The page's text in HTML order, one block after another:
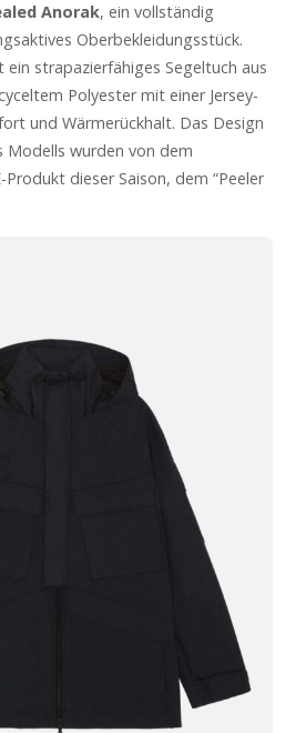
Anorak, ein vollständig
Oberbekleidungsstück.
ein strapazierfähiges Segeltuch aus
Polyester mit einer Jersey-
und Wärmerückhalt. Das Design
Modells wurden von dem
dieser Saison, dem “Peeler